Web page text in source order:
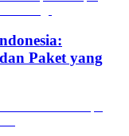
Paket yang